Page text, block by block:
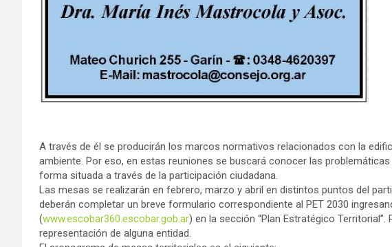
A través de él se producirán los marcos normativos relacionados con la
ambiente. Por eso, en estas reuniones se buscará conocer las
forma situada a través de la participación ciudadana.
Las mesas se realizarán en febrero, marzo y abril en distintos puntos del
deberán completar un breve formulario correspondiente al PET 2030
(www.escobar360.escobar.gob.ar) en la sección “Plan Estratégico
representación de alguna entidad.